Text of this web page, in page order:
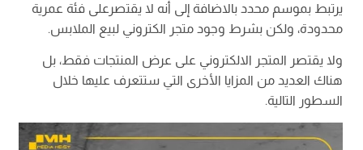
يرتبط بموسم محدد بالاضافة إلى أنه لا يقتصرعلى فئة عمرية
محدودة، ولكن بشرط وجود متجر الكتروني لبيع الملابس.
ولا يقتصر المتجر الالكتروني على عرض المنتجات فقط، بل
هناك العديد من المزايا الأخرى التي ستتعرف عليها خلال
السطور التالية.